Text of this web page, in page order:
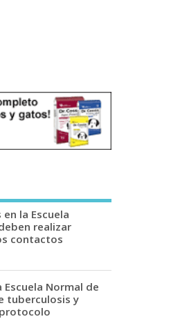
la Escuela
realizar
contactos
Escuela Normal de
tuberculosis y